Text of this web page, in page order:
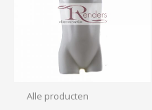
Alle producten